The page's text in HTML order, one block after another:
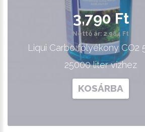
3,790 Ft
Nettó ár: 2,984 Ft
Liqui Carbo folyékony CO2
25000 liter vízhez
KOSÁRBA